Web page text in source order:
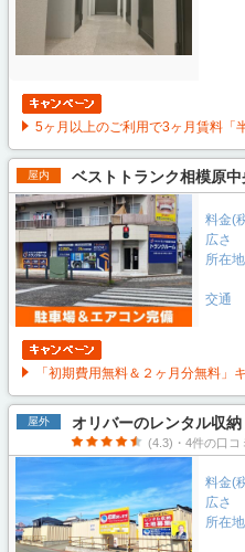
5ヶ月以上のご利用で3ヶ月賃料「
屋内 ベストトランク相模原中
料金(
広さ
所在地
交通
「初期費用無料＆２ヶ月分無料」
屋外 オリバーのレンタル収
(4.3)・4件の口コ
料金(
広さ
所在地